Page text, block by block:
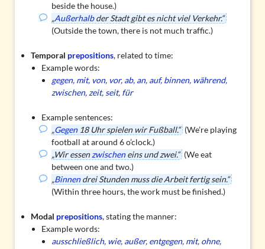
beside the house.)
„Außerhalbder Stadt gibt es nicht viel Verkehr.“
(Outside the town, there is not much traffic.)
Temporal prepositions, related to time:
Example words:
gegen, mit, von, vor, ab, an, auf, binnen, während,
zwischen, zeit, seit, für
Example sentences:
„Gegen18 Uhr spielen wir Fußball.“ (We’re playing
football at around 6 o’clock.)
„Wir essenzwischeneins und zwei.“ (We eat
between one and two.)
„Binnendrei Stunden muss die Arbeit fertig sein.“
(Within three hours, the work must be finished.)
Modal prepositions, stating the manner:
Example words:
ausschließlich, wie, außer, entgegen, mit, ohne,